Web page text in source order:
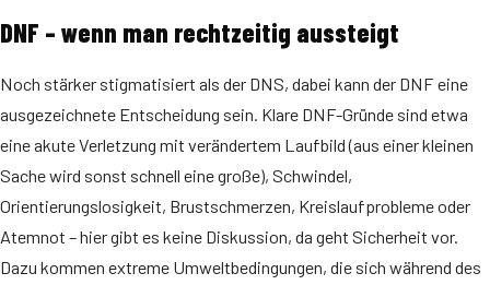
DNF – wenn man rechtzeitig aussteigt
Noch stärker stigmatisiert als der DNS, dabei kann der DNF eine
ausgezeichnete Entscheidung sein. Klare DNF-Gründe sind etwa
eine akute Verletzung mit verändertem Laufbild (aus einer kleinen
Sache wird sonst schnell eine große), Schwindel,
Orientierungslosigkeit, Brustschmerzen, Kreislaufprobleme oder
Atemnot – hier gibt es keine Diskussion, da geht Sicherheit vor.
Dazu kommen extreme Umweltbedingungen, die sich während des